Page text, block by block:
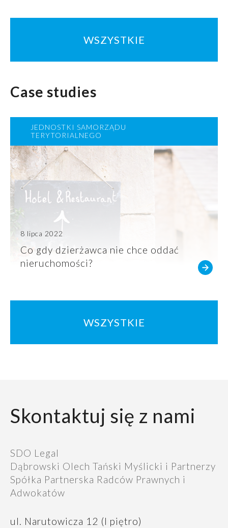
WSZYSTKIE
Case studies
8 lipca 2022
Co gdy dzierżawca nie chce oddać
nieruchomości?
JEDNOSTKI SAMORZĄDU
TERYTORIALNEGO
WSZYSTKIE
Skontaktuj się z nami
SDO Legal
Dąbrowski Olech Tański Myślicki i Partnerzy
Spółka Partnerska Radców Prawnych i
Adwokatów
ul. Narutowicza 12 (I piętro)